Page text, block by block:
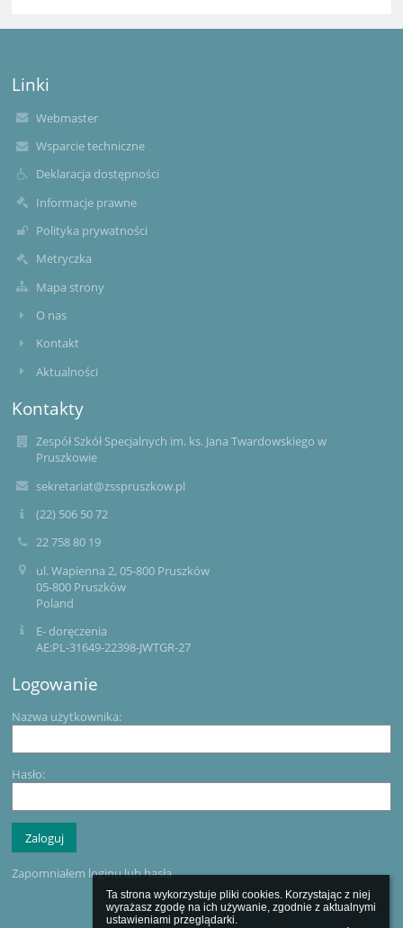
Ta strona wykorzystuje pliki cookies. Korzystając z niej
wyrażasz zgodę na ich używanie, zgodnie z aktualnymi
ustawieniami przeglądarki.
Linki
Webmaster
Wsparcie techniczne
Deklaracja dostępności
Informacje prawne
Polityka prywatności
Metryczka
Mapa strony
O nas
Kontakt
Aktualności
Kontakty
Zespół Szkół Specjalnych im. ks. Jana Twardowskiego w
Pruszkowie
sekretariat@zsspruszkow.pl
(22) 506 50 72
22 758 80 19
ul. Wapienna 2, 05-800 Pruszków
05-800 Pruszków
Poland
E- doręczenia
AE:PL-31649-22398-JWTGR-27
Logowanie
Nazwa użytkownika:
Hasło:
Zapomniałem loginu lub hasła